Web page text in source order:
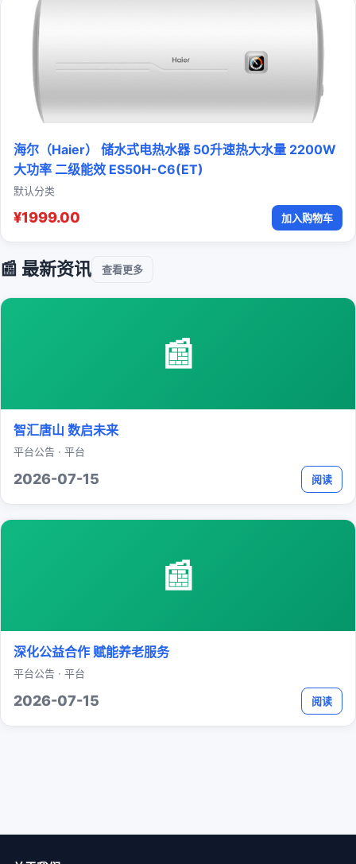
海尔（Haier） 储水式电热水器 50升速热大水量 2200W
大功率 二级能效 ES50H-C6(ET)
默认分类
¥1999.00 加入购物车
📰 最新资讯 查看更多
📰
智汇唐山 数启未来
平台公告 · 平台
2026-07-15 阅读
📰
深化公益合作 赋能养老服务
平台公告 · 平台
2026-07-15 阅读